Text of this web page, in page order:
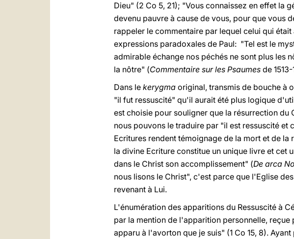
Dieu" (2 Co 5, 21); "Vous connaissez en effet la
devenu pauvre à cause de vous, pour que vous
rappeler le commentaire par lequel celui qui
expressions paradoxales de Paul: "Tel est le
admirable échange nos péchés ne sont plus les
la nôtre" (Commentaire sur les Psaumes de
Dans le kerygma original, transmis de bouche à
"il fut ressuscité" qu'il aurait été plus logique
est choisie pour souligner que la résurrection
nous pouvons le traduire par "il est ressuscité et
Ecritures rendent témoignage de la mort et de
la divine Ecriture constitue un unique livre et cet
dans le Christ son accomplissement" (De arca
nous lisons le Christ", c'est parce que l'Eglise
revenant à Lui.
L'énumération des apparitions du Ressuscité à
par la mention de l'apparition personnelle,
apparu à l'avorton que je suis" (1 Co 15, 8).